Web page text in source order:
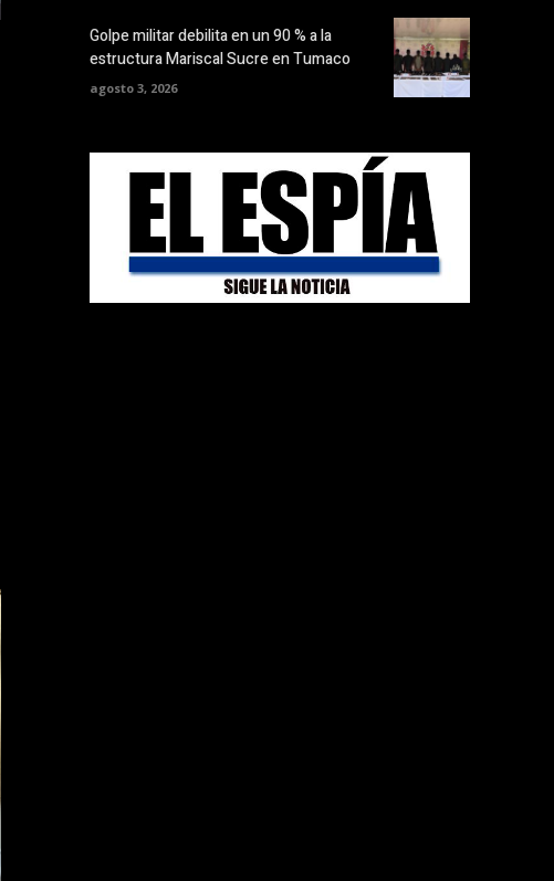
Golpe militar debilita en un 90 % a la
estructura Mariscal Sucre en Tumaco
agosto 3, 2026